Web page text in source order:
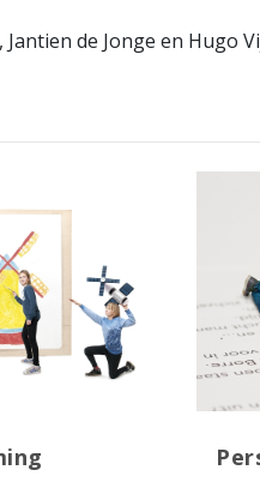
de Jonge en Hugo